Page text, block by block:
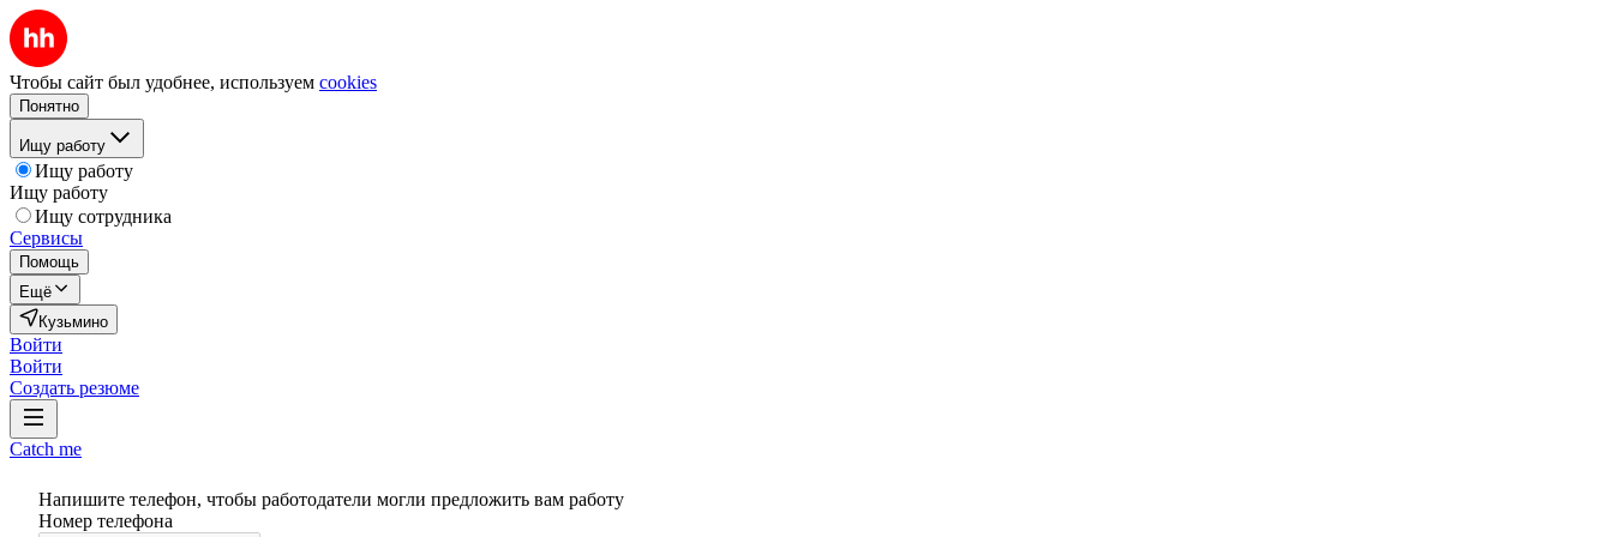
Чтобы сайт был удобнее, используем cookies
Понятно
Ищу работу
Ищу работу
Ищу работу
Ищу сотрудника
Сервисы
Помощь
Ещё
Кузьмино
Войти
Войти
Создать резюме
Catch me
Напишите телефон, чтобы работодатели могли предложить вам работу
Номер телефона